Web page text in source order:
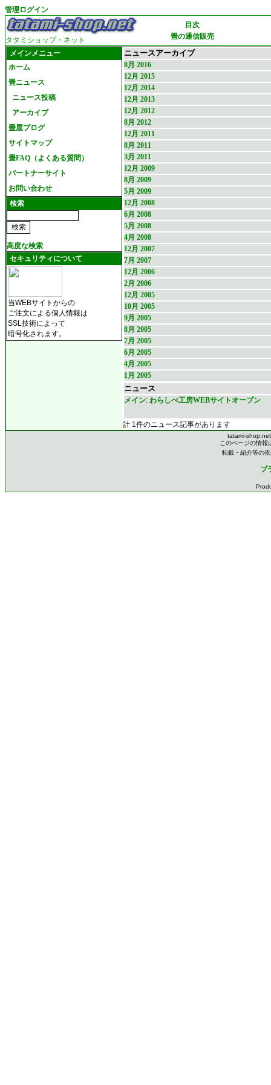
管理ログイン
タタミショップ・ネット
目次
畳の通信販売
メインメニュー
ホーム
畳ニュース
ニュース投稿
アーカイブ
畳屋ブログ
サイトマップ
畳FAQ（よくある質問）
パートナーサイト
お問い合わせ
検索
高度な検索
セキュリティについて
当WEBサイトからの
ご注文による個人情報は
SSL技術によって
暗号化されます。
ニュースアーカイブ
8月 2016
12月 2015
12月 2014
12月 2013
12月 2012
8月 2012
12月 2011
8月 2011
3月 2011
12月 2009
8月 2009
5月 2009
12月 2008
6月 2008
5月 2008
4月 2008
12月 2007
7月 2007
12月 2006
2月 2006
12月 2005
10月 2005
9月 2005
8月 2005
7月 2005
6月 2005
4月 2005
1月 2005
ニュース
メイン: わらしべ工房WEBサイトオープン
計 1件のニュース記事があります
tatami-
このページの情報
転載・紹介等の
プ